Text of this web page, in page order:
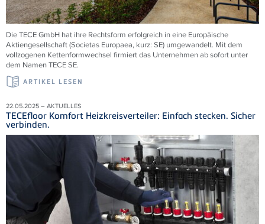
Die TECE GmbH hat ihre Rechtsform erfolgreich in eine Europäische
Aktiengesellschaft (Societas Europaea, kurz: SE) umgewandelt. Mit dem
vollzogenen Kettenformwechsel firmiert das Unternehmen ab sofort unter
dem Namen TECESE.
ARTIKEL LESEN
22.05.2025 – AKTUELLES
TECEfloor Komfort Heizkreisverteiler: Einfach stecken. Sicher
verbinden.